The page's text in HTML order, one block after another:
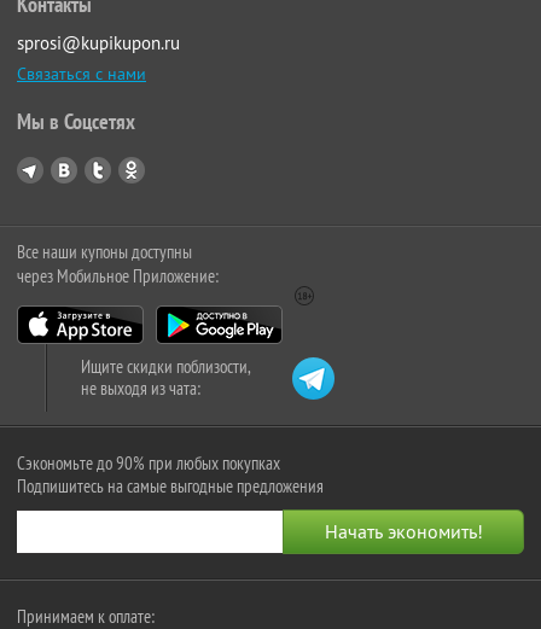
sprosi@kupikupon.ru
Связаться с нами
Мы в Соцсетях
Все наши купоны доступны
через Мобильное Приложение:
Ищите скидки поблизости,
не выходя из чата:
Сэкономьте до 90% при любых покупках
Подпишитесь на самые выгодные предложения
Принимаем к оплате: